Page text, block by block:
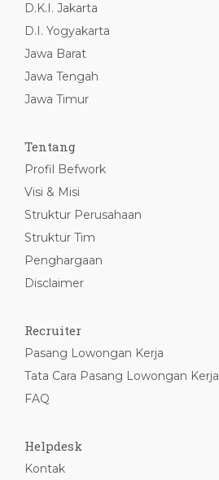
D.K.I. Jakarta
D.I. Yogyakarta
Jawa Barat
Jawa Tengah
Jawa Timur
Tentang
Profil Befwork
Visi & Misi
Struktur Perusahaan
Struktur Tim
Penghargaan
Disclaimer
Recruiter
Pasang Lowongan Kerja
Tata Cara Pasang Lowongan Kerja
FAQ
Helpdesk
Kontak